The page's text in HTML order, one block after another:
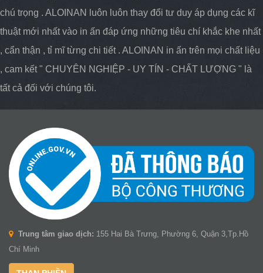
chú trọng . ALOINAN luôn luôn thay đổi tư duy áp dụng các kĩ
thuật mới nhất vào in ấn đáp ứng những tiêu chí khắc khe nhất
, cẩn thận , tỉ mĩ từng chi tiết . ALOINAN in ấn trên mọi chất liệu
, cam kết " CHUYÊN NGHIỆP - UY TÍN - CHẤT LƯỢNG " là
tất cả đối với chúng tôi.
Trung tâm giao dịch: 155 Hai Bà Trưng, Phường 6, Quận 3,Tp.Hồ
Chí Minh